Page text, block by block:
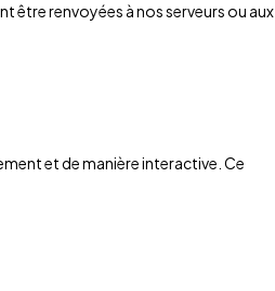
être renvoyées à nos serveurs ou aux
et de manière interactive. Ce